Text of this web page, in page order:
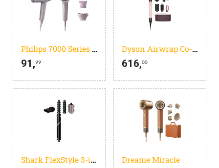
Philips 7000 Series BHD723/10
91,99
Dyson Airwrap Co-anda 2x Curly + Coily Ceramic Pink
616,00
Shark FlexStyle 3-in-1 Zwart HD426SLEU Dreame Miracle